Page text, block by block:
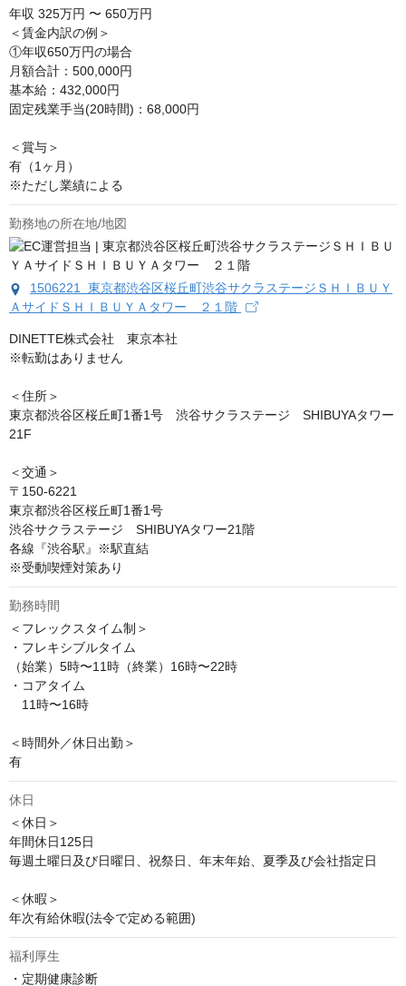
年収 325万円 〜 650万円
＜賃金内訳の例＞
①年収650万円の場合
月額合計：500,000円
基本給：432,000円
固定残業手当(20時間)：68,000円
＜賞与＞
有（1ヶ月）
※ただし業績による
勤務地の所在地/地図
1506221 東京都渋谷区桜丘町渋谷サクラステージＳＨＩＢＵＹ
ＡサイドＳＨＩＢＵＹＡタワー ２１階
DINETTE株式会社　東京本社
※転勤はありません
＜住所＞
東京都渋谷区桜丘町1番1号　渋谷サクラステージ　SHIBUYAタワー
21F
＜交通＞
〒150-6221
東京都渋谷区桜丘町1番1号
渋谷サクラステージ　SHIBUYAタワー21階
各線『渋谷駅』※駅直結
※受動喫煙対策あり
勤務時間
＜フレックスタイム制＞
・フレキシブルタイム
（始業）5時〜11時（終業）16時〜22時
・コアタイム
11時〜16時
＜時間外／休日出勤＞
有
休日
＜休日＞
年間休日125日
毎週土曜日及び日曜日、祝祭日、年末年始、夏季及び会社指定日
＜休暇＞
年次有給休暇(法令で定める範囲)
福利厚生
・定期健康診断